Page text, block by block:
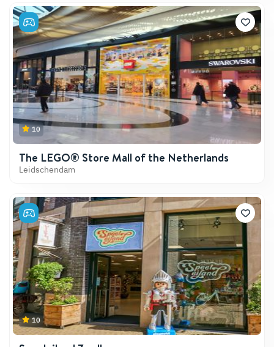
10
The LEGO® Store Mall of the Netherlands
Leidschendam
10